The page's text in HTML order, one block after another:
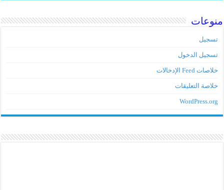
منوعات
تسجيل
تسجيل الدخول
خلاصات Feed الإدخالات
خلاصة التعليقات
WordPress.org